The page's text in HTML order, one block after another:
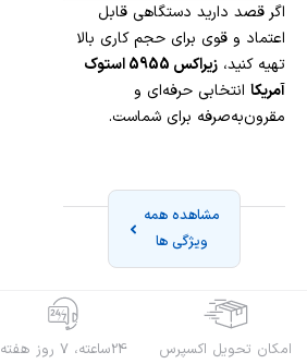
اگر قصد دارید دستگاهی قابل
اعتماد و قوی برای حجم کاری بالا
تهیه کنید،
زیراکس 5955 استوک
آمریکا انتخابی حرفه‌ای و
مقرون‌به‌صرفه برای شماست.
مشاهده همه
ویژگی ها
امکان تحویل اکسپرس 24ساعته، 7 روز هفته